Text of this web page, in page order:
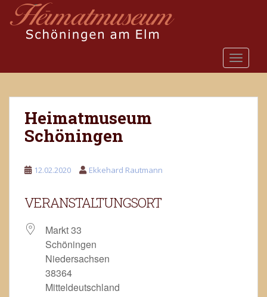
o
Heimatmuseum
Schöningen
12.02.2020 Ekkehard Rautmann
VERANSTALTUNGSORT
Markt 33
Schöningen
Niedersachsen
38364
Mitteldeutschland